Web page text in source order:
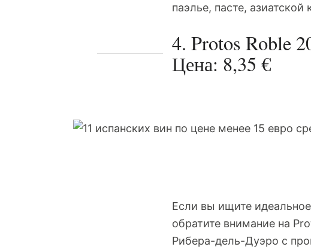
паэлье, пасте,
4. Protos Roble
Цена: 8,35 €
Если вы ищите
обратите внимание на
Рибера-дель-Дуэро с